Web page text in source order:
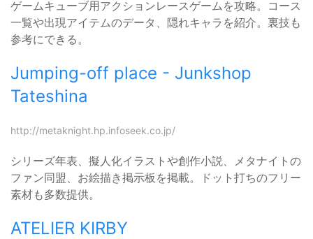
ゲームキューブ用アクションレースゲームを攻略。コース
一覧や出現アイテムのデータ、隠れキャラを紹介。裏技も
参考にできる。
Jumping-off place - Junkshop
Tateshina
http://metaknight.hp.infoseek.co.jp/
シリーズ年表、擬人化イラストや創作小説、メタナイトの
ファン同盟、お絵描き掲示板を掲載。ドット打ちのフリー
素材も多数提供。
ATELIER KIRBY